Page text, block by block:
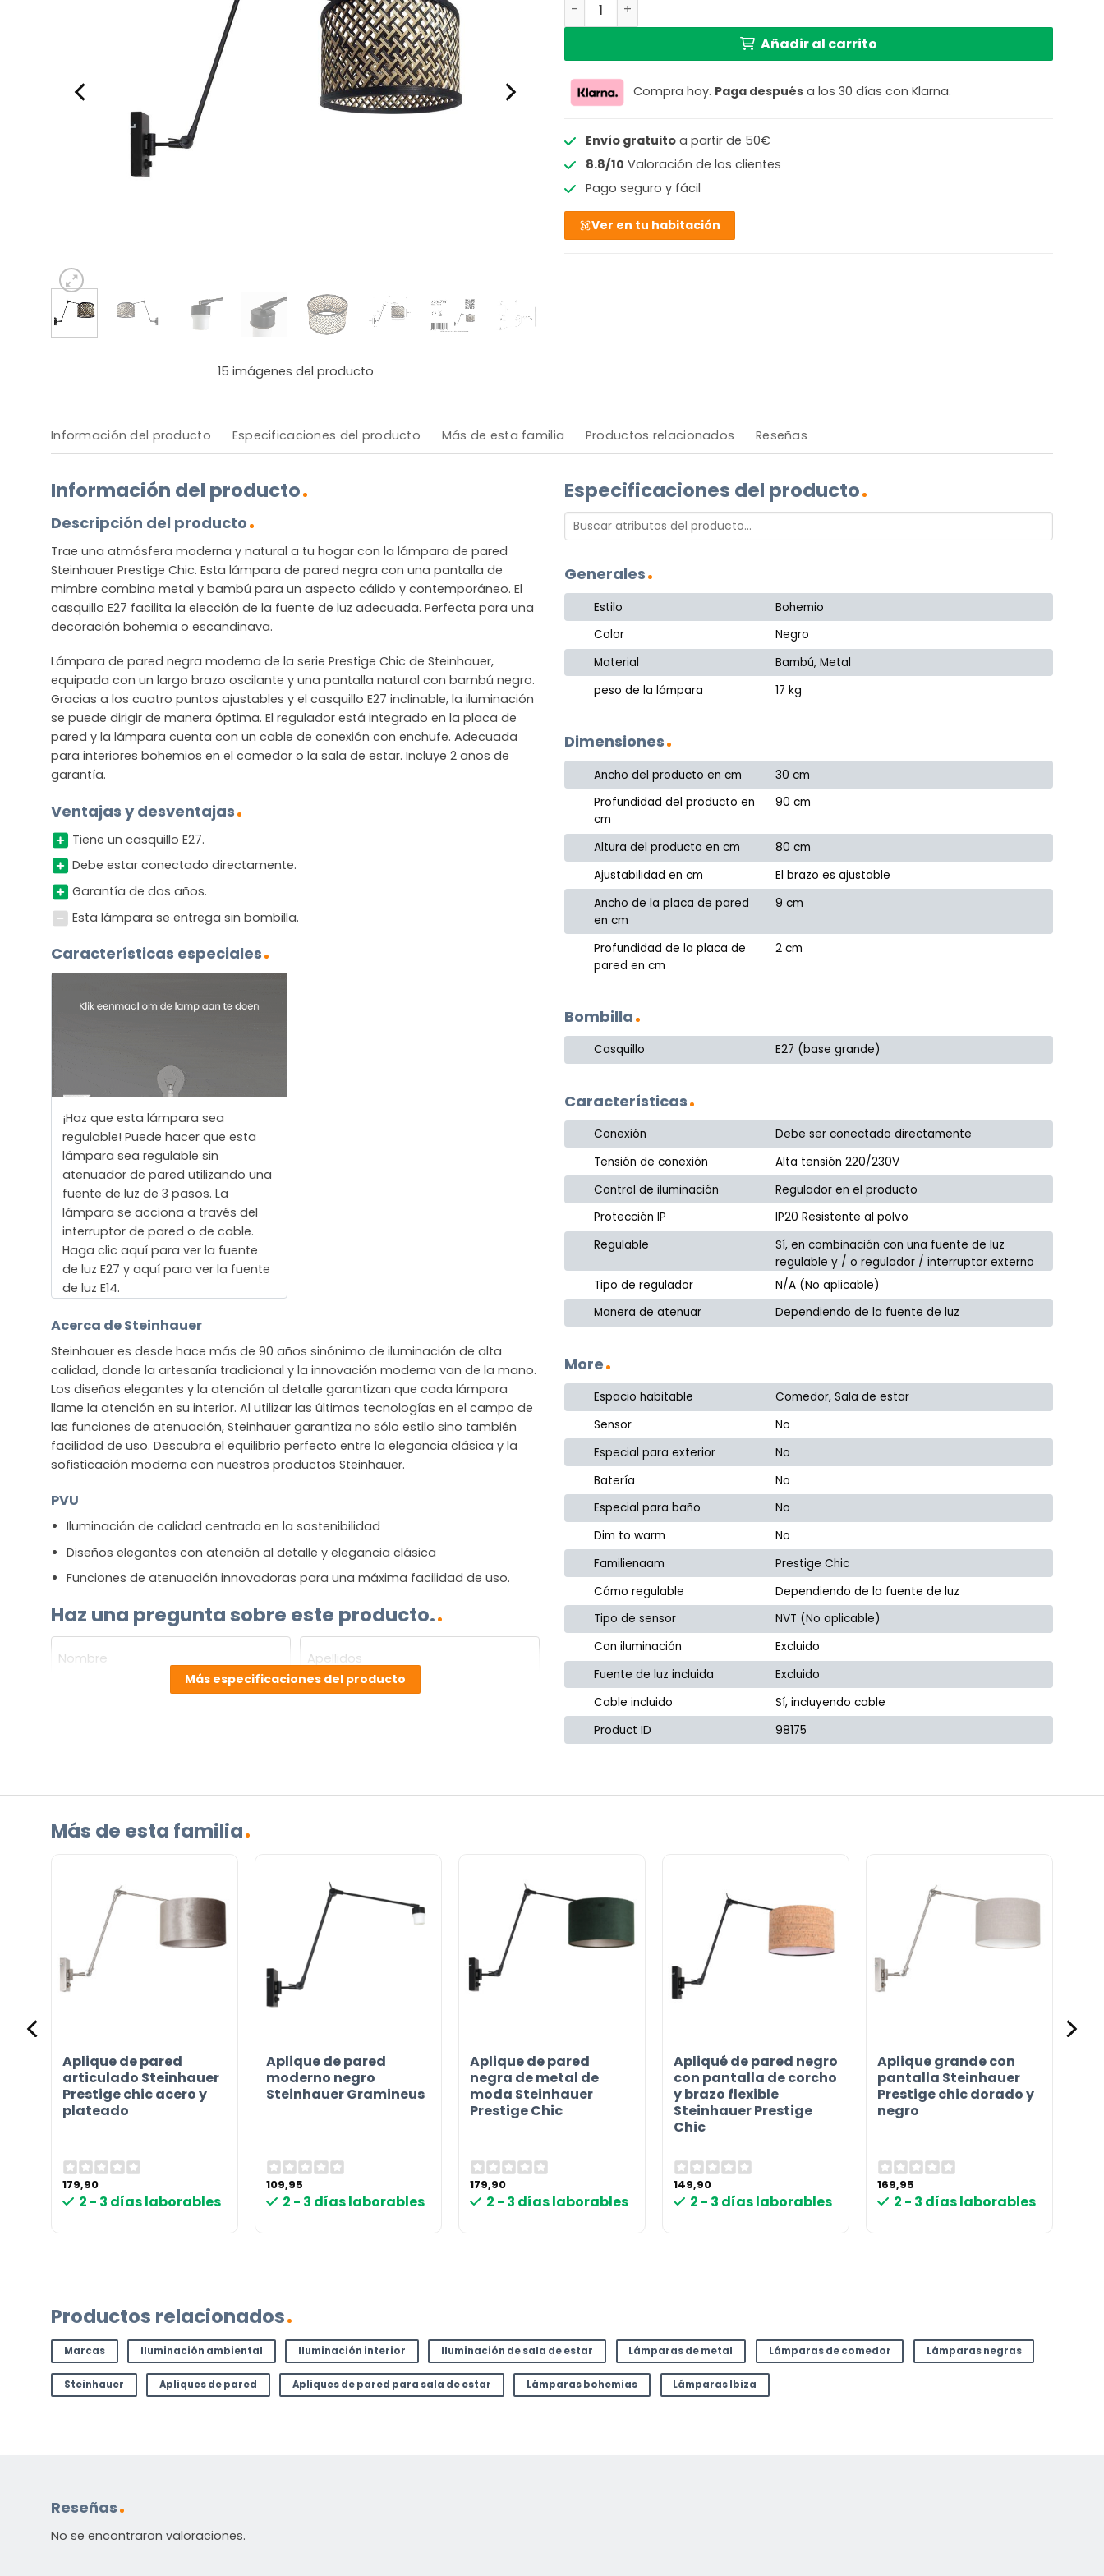
15 imágenes del producto
Añadir al carrito
Compra hoy. Paga después a los 30 días con Klarna.
Envío gratuitoa partir de 50€
8.8/10 Valoración de los clientes
Pago seguro y fácil
Ver en tu habitación
Información del producto Especificaciones del producto Más de esta familia Productos relacionados Reseñas
Información del producto
Descripción del producto
Trae una atmósfera moderna y natural a tu hogar con la lámpara de pared
Steinhauer Prestige Chic. Esta lámpara de pared negra con una pantalla de
mimbre combina metal y bambú para un aspecto cálido y contemporáneo. El
casquillo E27 facilita la elección de la fuente de luz adecuada. Perfecta para una
decoración bohemia o escandinava.
Lámpara de pared negra moderna de la serie Prestige Chic de Steinhauer,
equipada con un largo brazo oscilante y una pantalla natural con bambú negro.
Gracias a los cuatro puntos ajustables y el casquillo E27 inclinable, la iluminación
se puede dirigir de manera óptima. El regulador está integrado en la placa de
pared y la lámpara cuenta con un cable de conexión con enchufe. Adecuada
para interiores bohemios en el comedor o la sala de estar. Incluye 2 años de
garantía.
Ventajas y desventajas
Tiene un casquillo E27.
Debe estar conectado directamente.
Garantía de dos años.
Esta lámpara se entrega sin bombilla.
Características especiales
¡Haz que esta lámpara sea
regulable! Puede hacer que esta
lámpara sea regulable sin
atenuador de pared utilizando una
fuente de luz de 3 pasos. La
lámpara se acciona a través del
interruptor de pared o de cable.
Haga clic aquí para ver la fuente
de luz E27 y aquí para ver la fuente
de luz E14.
Acerca de Steinhauer
Steinhauer es desde hace más de 90 años sinónimo de iluminación de alta
calidad, donde la artesanía tradicional y la innovación moderna van de la mano.
Los diseños elegantes y la atención al detalle garantizan que cada lámpara
llame la atención en su interior. Al utilizar las últimas tecnologías en el campo de
las funciones de atenuación, Steinhauer garantiza no sólo estilo sino también
facilidad de uso. Descubra el equilibrio perfecto entre la elegancia clásica y la
sofisticación moderna con nuestros productos Steinhauer.
PVU
Iluminación de calidad centrada en la sostenibilidad
Diseños elegantes con atención al detalle y elegancia clásica
Funciones de atenuación innovadoras para una máxima facilidad de uso.
Haz una pregunta sobre este producto.
Apellidos
su
pregunta
sobre
producto?
(Obligatorio)
Incluido por defecto
Instrucciones en diferentes idiomas
¿TIENES ALGUNA PREGUNTA?
Más especificaciones del producto
Especificaciones del producto
Generales
Estilo
Bohemio
Color
Negro
Material
Bambú, Metal
peso de la lámpara
17 kg
Dimensiones
Ancho del producto en cm
30 cm
Profundidad del producto en
cm
90 cm
Altura del producto en cm
80 cm
Ajustabilidad en cm
El brazo es ajustable
Ancho de la placa de pared
en cm
9 cm
Profundidad de la placa de
pared en cm
2 cm
Bombilla
Casquillo E27 (base grande)
Características
Conexión
Debe ser conectado directamente
Tensión de conexión
Alta tensión 220/230V
Control de iluminación
Regulador en el producto
Protección IP
IP20 Resistente al polvo
Regulable
Sí, en combinación con una fuente de luz
regulable y / o regulador / interruptor externo
Tipo de regulador
N/A (No aplicable)
Manera de atenuar
Dependiendo de la fuente de luz
More
Espacio habitable
Comedor, Sala de estar
Sensor
No
Especial para exterior
No
Batería
No
Especial para baño
No
Dim to warm
No
Familienaam
Prestige Chic
Cómo regulable
Dependiendo de la fuente de luz
Tipo de sensor
NVT (No aplicable)
Con iluminación
Excluido
Fuente de luz incluida
Excluido
Cable incluido
Sí, incluyendo cable
Product ID
98175
Más de esta familia
Aplique de pared
articulado Steinhauer
Prestige chic acero y
plateado
179,90
2 - 3 días laborables
Aplique de pared
moderno negro
Steinhauer Gramineus
109,95
2 - 3 días laborables
Aplique de pared
negra de metal de
moda Steinhauer
Prestige Chic
179,90
2 - 3 días laborables
Apliqué de pared negro
con pantalla de corcho
y brazo flexible
Steinhauer Prestige
Chic
149,90
2 - 3 días laborables
Aplique grande con
pantalla Steinhauer
Prestige chic dorado y
negro
169,95
2 - 3 días laborables
Productos relacionados
Marcas Iluminación ambiental Iluminación interior Iluminación de sala de estar Lámparas de metal Lámparas de comedor Lámparas negras
Steinhauer Apliques de pared Apliques de pared para sala de estar Lámparas bohemias Lámparas Ibiza
Reseñas
No se encontraron valoraciones.